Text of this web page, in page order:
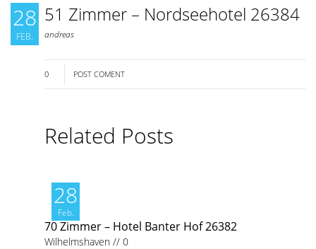
28
FEB.
51 Zimmer – Nordseehotel 26384
andreas
0 POST COMENT
Related Posts
28
Feb.
70 Zimmer – Hotel Banter Hof 26382
Wilhelmshaven // 0